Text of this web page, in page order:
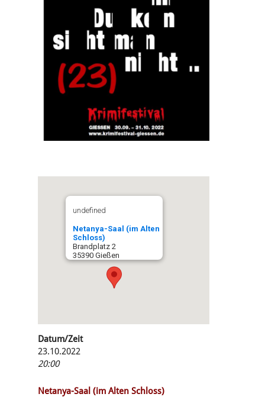
undefined
Netanya-Saal (im Alten
Schloss)
Brandplatz 2
35390 Gießen
Datum/Zeit
23.10.2022
20:00
Netanya-Saal (im Alten Schloss)